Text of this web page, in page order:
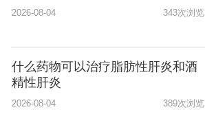
2026-08-04 343次浏览
什么药物可以治疗脂肪性肝炎和酒
精性肝炎
2026-08-04 389次浏览